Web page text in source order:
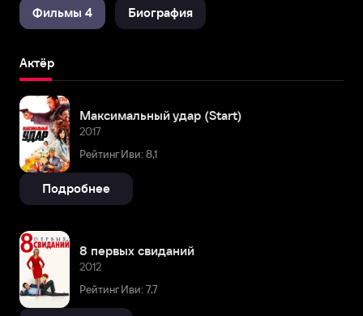
Фильмы 4 Биография
Актёр
Максимальный удар (Start)
2017
Рейтинг Иви: 8,1
Подробнее
8 первых свиданий
2012
Рейтинг Иви: 7,7